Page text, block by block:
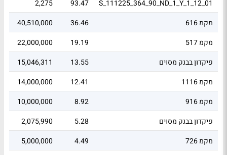
S_111225_364_90_ND_1_Y_1_12_01
93.47
2,275
מקמ 616
36.46
40,510,000
מקמ 517
19.19
22,000,000
פיקדון בבנק מסוים
13.55
15,046,311
מקמ 1116
12.41
14,000,000
מקמ 916
8.92
10,000,000
פיקדון בבנק מסוים
5.28
2,075,990
מקמ 726
4.49
5,000,000